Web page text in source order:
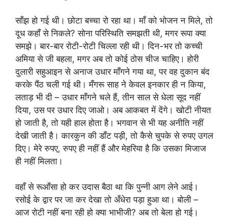
साँझ हो गई थी। छोटा बच्चा रो रहा था। माँ को भोजन न मिले, तो
दूध कहाँ से निकले? सोना परिस्थिति समझती थी, मगर रूपा क्या
समझे। बार-बार रोटी-रोटी चिल्ला रही थी। दिन-भर तो कच्ची
अमिया से जी बहला, मगर अब तो कोई ठोस चीज चाहिए। होरी
दुलारी सहुआइन से अनाज उधार माँगने गया था, पर वह दुकान बंद
करके पैंठ चली गई थी। मँगरू साह ने केवल इनकार ही न किया,
लताड़ भी दी – उधार माँगने चले हैं, तीन साल से धेला सूद नहीं
दिया, उस पर उधार दिए जाओ। अब आकबत में देंगे। खोटी नीयत
हो जाती है, तो यही हाल होता है। भगवान से भी यह अनीति नहीं
देखी जाती है। कारकुन की डाँट पड़ी, तो कैसे चुपके से रुपए उगल
दिए। मेरे रुपए, रुपए ही नहीं हैं और मेहरिया है कि उसका मिजाज
ही नहीं मिलता।
वहाँ से रूआँसा हो कर उदास बैठा था कि पुन्नी आग लेने आई।
रसोई के द्वार पर जा कर देखा तो अँधेरा पड़ा हुआ था। बोली –
आज रोटी नहीं बना रही हो क्या भाभीजी? अब तो बेला हो गई।